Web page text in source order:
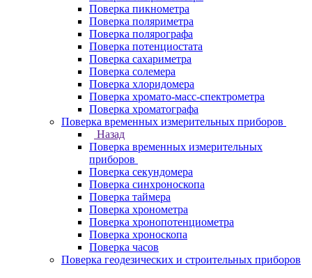
Поверка пикнометра
Поверка поляриметра
Поверка полярографа
Поверка потенциостата
Поверка сахариметра
Поверка солемера
Поверка хлоридомера
Поверка хромато-масс-спектрометра
Поверка хроматографа
Поверка временных измерительных приборов
Назад
Поверка временных измерительных
приборов
Поверка секундомера
Поверка синхроноскопа
Поверка таймера
Поверка хронометра
Поверка хронопотенциометра
Поверка хроноскопа
Поверка часов
Поверка геодезических и строительных приборов